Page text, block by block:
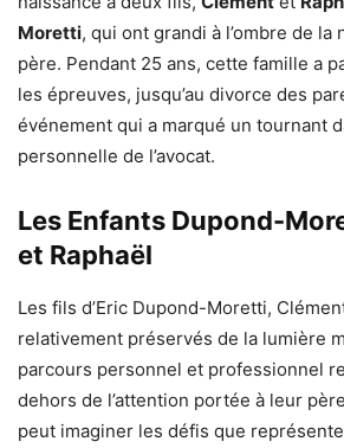
Moretti, qui ont grandi à l’ombre de
père. Pendant 25 ans, cette famille a
les épreuves, jusqu’au divorce des
événement qui a marqué un tournant
personnelle de l’avocat.
Les Enfants Dupond-
et Raphaël
Les fils d’Eric Dupond-Moretti,
relativement préservés de la lumière
parcours personnel et professionnel
dehors de l’attention portée à leur
peut imaginer les défis que